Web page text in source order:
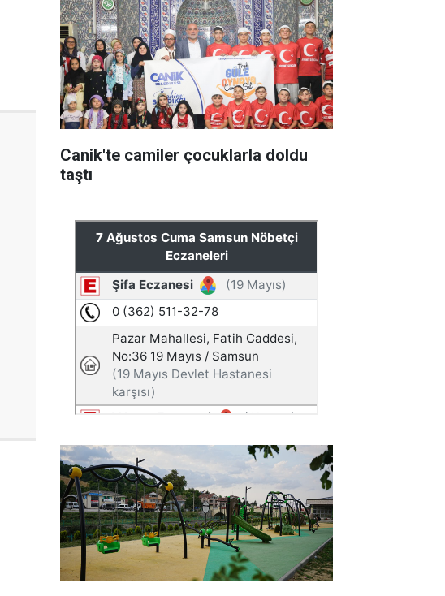
Canik'te camiler çocuklarla doldu
taştı